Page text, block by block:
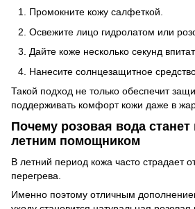
Промокните кожу салфеткой.
Освежите лицо гидролатом или
Дайте коже несколько секунд
Нанесите солнцезащитное
Такой подход не только обеспечит
поддерживать комфорт кожи даже в
Почему розовая вода
летним помощником
В летний период кожа часто страдает
перегрева.
Именно поэтому отличным